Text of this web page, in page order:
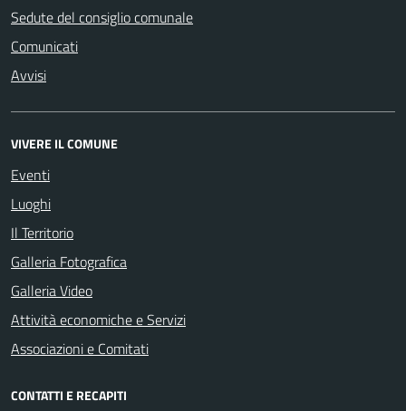
Sedute del consiglio comunale
Comunicati
Avvisi
VIVERE IL COMUNE
Eventi
Luoghi
Il Territorio
Galleria Fotografica
Galleria Video
Attività economiche e Servizi
Associazioni e Comitati
CONTATTI E RECAPITI